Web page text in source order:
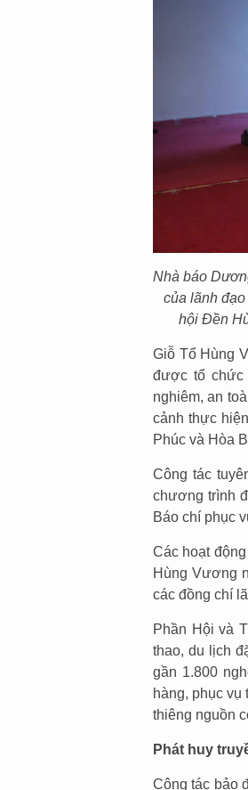
Nhà báo
của lãnh
hội Đền
Giỗ Tổ Hùng
được tổ chức
nghiêm, an
cảnh thực
Phúc và Hòa
Công tác
chương trình
Báo chí phục
Các hoạt
Hùng Vương
các đồng chí
Phần Hội và
thao, du lịch
gần 1.800
hàng, phục
thiêng nguồn
Phát huy
Công tác bảo